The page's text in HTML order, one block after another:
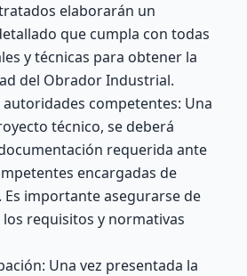
elaborarán un
que cumpla con todas
y técnicas para obtener la
del Obrador Industrial.
competentes: Una
técnico, se deberá
requerida ante
encargadas de
importante asegurarse de
requisitos y normativas
Una vez presentada la